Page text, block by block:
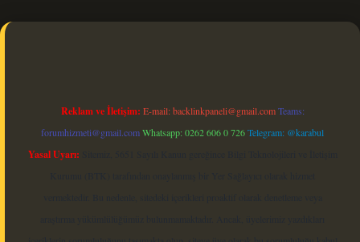
güncel
Reklam ve İletişim: E-mail:backlinkpaneli@gmail.com Teams:
forumhizmeti@gmail.comWhatsapp: 0262 606 0 726Telegram: @karabul
Yasal Uyarı: